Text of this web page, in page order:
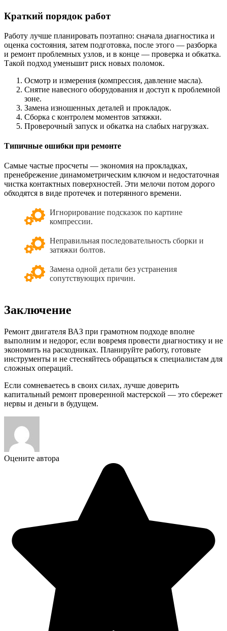
Краткий порядок работ
Работу лучше планировать поэтапно: сначала диагностика и
оценка состояния, затем подготовка, после этого — разборка
и ремонт проблемных узлов, и в конце — проверка и обкатка.
Такой подход уменьшит риск новых поломок.
Осмотр и измерения (компрессия, давление масла).
Снятие навесного оборудования и доступ к проблемной
зоне.
Замена изношенных деталей и прокладок.
Сборка с контролем моментов затяжки.
Проверочный запуск и обкатка на слабых нагрузках.
Типичные ошибки при ремонте
Самые частые просчеты — экономия на прокладках,
пренебрежение динамометрическим ключом и недостаточная
чистка контактных поверхностей. Эти мелочи потом дорого
обходятся в виде протечек и потерянного времени.
Игнорирование подсказок по картине
компрессии.
Неправильная последовательность сборки и
затяжки болтов.
Замена одной детали без устранения
сопутствующих причин.
Заключение
Ремонт двигателя ВАЗ при грамотном подходе вполне
выполним и недорог, если вовремя провести диагностику и не
экономить на расходниках. Планируйте работу, готовьте
инструменты и не стесняйтесь обращаться к специалистам для
сложных операций.
Если сомневаетесь в своих силах, лучше доверить
капитальный ремонт проверенной мастерской — это сбережет
нервы и деньги в будущем.
Оцените автора